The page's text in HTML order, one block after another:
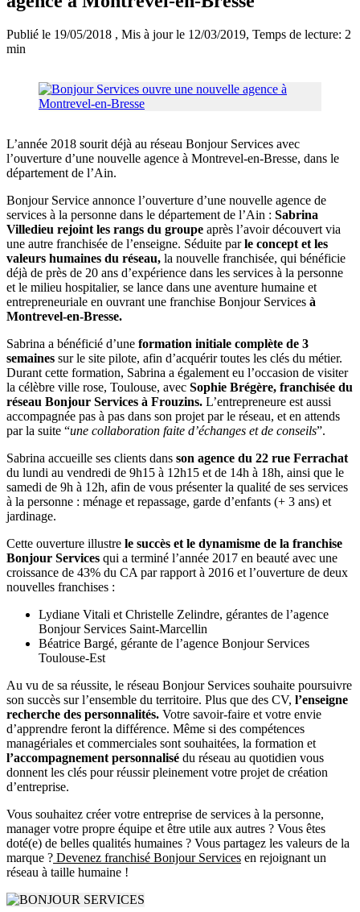
Publié le 19/05/2018 , Mis à jour le 12/03/2019, Temps de lecture: 2
min
L’année 2018 sourit déjà au réseau Bonjour Services avec
l’ouverture d’une nouvelle agence à Montrevel-en-Bresse, dans le
département de l’Ain.
Bonjour Service annonce l’ouverture d’une nouvelle agence de
services à la personne dans le département de l’Ain : Sabrina
Villedieu rejoint les rangs du groupe après l’avoir découvert via
une autre franchisée de l’enseigne. Séduite parle concept et les
valeurs humaines du réseau, la nouvelle franchisée, qui bénéficie
déjà de près de 20 ans d’expérience dans les services à la personne
et le milieu hospitalier, se lance dans une aventure humaine et
entrepreneuriale en ouvrant une franchise Bonjour Services à
Montrevel-en-Bresse.
Sabrina a bénéficié d’une formation initiale complète de 3
semaines sur le site pilote, afin d’acquérir toutes les clés du métier.
Durant cette formation, Sabrina a également eu l’occasion de visiter
la célèbre ville rose, Toulouse, avec Sophie Brégère, franchisée du
réseau Bonjour Services à Frouzins. L’entrepreneure est aussi
accompagnée pas à pas dans son projet par le réseau, et en attends
par la suite “une collaboration faite d’échanges et de conseils”.
Sabrina accueille ses clients dans son agence du 22 rue Ferrachat
du lundi au vendredi de 9h15 à 12h15 et de 14h à 18h, ainsi que le
samedi de 9h à 12h, afin de vous présenter la qualité de ses services
à la personne : ménage et repassage, garde d’enfants (+ 3 ans) et
jardinage.
Cette ouverture illustre le succès et le dynamisme de la franchise
Bonjour Services qui a terminé l’année 2017 en beauté avec une
croissance de 43% du CA par rapport à 2016 et l’ouverture de deux
nouvelles franchises :
Lydiane Vitali et Christelle Zelindre, gérantes de l’agence
Bonjour Services Saint-Marcellin
Béatrice Bargé, gérante de l’agence Bonjour Services
Toulouse-Est
Au vu de sa réussite, le réseau Bonjour Services souhaite poursuivre
son succès sur l’ensemble du territoire. Plus que des CV, l’enseigne
recherche des personnalités. Votre savoir-faire et votre envie
d’apprendre feront la différence. Même si des compétences
managériales et commerciales sont souhaitées, la formation et
l’accompagnement personnalisé du réseau au quotidien vous
donnent les clés pour réussir pleinement votre projet de création
d’entreprise.
Vous souhaitez créer votre entreprise de services à la personne,
manager votre propre équipe et être utile aux autres ? Vous êtes
doté(e) de belles qualités humaines ? Vous partagez les valeurs de la
marque ? Devenez franchisé Bonjour Services en rejoignant un
réseau à taille humaine !